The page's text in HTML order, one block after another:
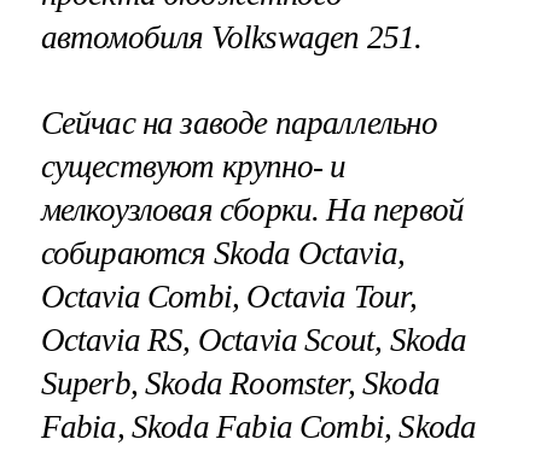
автомобиля Volkswagen 251.
Сейчас на заводе параллельно
существуют крупно- и
мелкоузловая сборки. На первой
собираются Skoda Octavia,
Octavia Combi, Octavia Tour,
Octavia RS, Octavia Scout, Skoda
Superb, Skoda Roomster, Skoda
Fabia, Skoda Fabia Combi, Skoda